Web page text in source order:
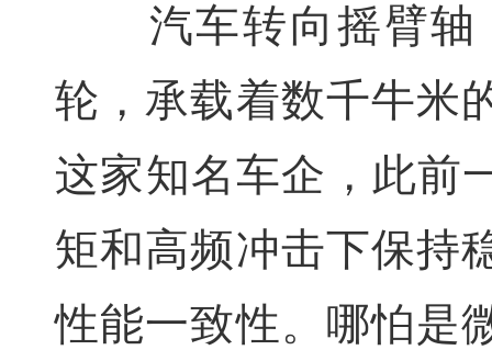
汽车转向摇臂轴
轮，承载着数千牛米
这家知名车企，此前
矩和高频冲击下保持
性能一致性。哪怕是